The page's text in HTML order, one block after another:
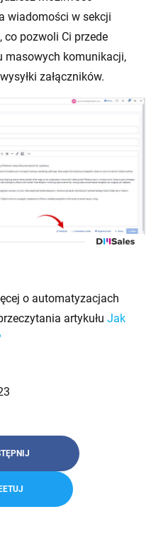
wiadomości w sekcji
, co pozwoli Ci przede
masowych komunikacji,
załączników.
o automatyzacjach
artykułu Jak